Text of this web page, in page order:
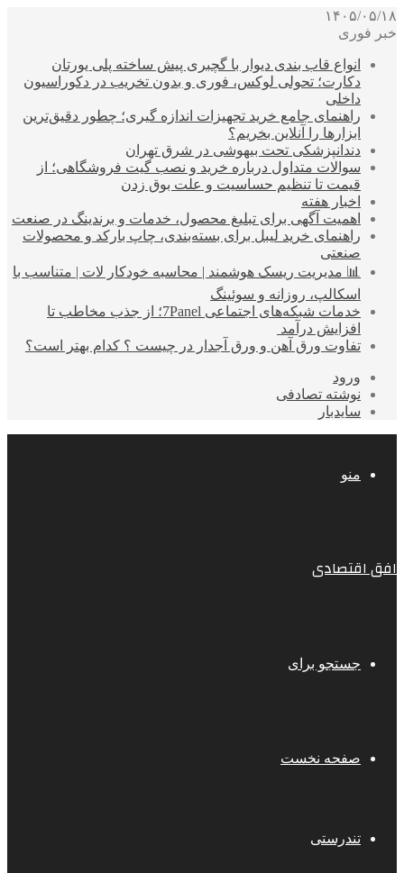
۱۴۰۵/۰۵/۱۸
خبر فوری
انواع قاب بندی دیوار با گچبری پیش ساخته پلی یورتان
دکارت؛ تحولی لوکس، فوری و بدون تخریب در دکوراسیون
داخلی
راهنمای جامع خرید تجهیزات اندازه گیری؛ چطور دقیق‌ترین
ابزارها را آنلاین بخریم؟
دندانپزشکی تحت بیهوشی در شرق تهران
سوالات متداول درباره خرید و نصب گیت فروشگاهی؛ از
قیمت تا تنظیم حساسیت و علت بوق زدن
اخبار هفته
اهمیت آگهی برای تبلیغ محصول، خدمات و برندینگ در صنعت
راهنمای خرید لیبل برای بسته‌بندی، چاپ بارکد و محصولات
صنعتی
📊 مدیریت ریسک هوشمند | محاسبه خودکار لات | متناسب با
اسکالپ، روزانه و سوئینگ
خدمات شبکه‌های اجتماعی 7Panel؛ از جذب مخاطب تا
افزایش درآمد
تفاوت ورق آهن و ورق آجدار در چیست ؟ کدام بهتر است؟
ورود
نوشته تصادفی
سایدبار
منو
افق اقتصادی
جستجو برای
صفحه نخست
تندرستی